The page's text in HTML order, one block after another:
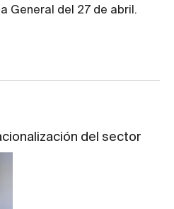
General del 27 de abril.
del sector